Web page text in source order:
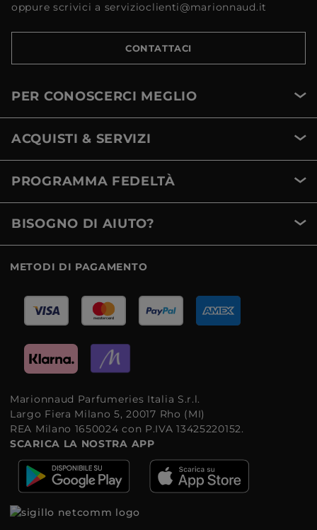
oppure scrivici a servizioclienti@marionnaud.it
CONTATTACI
PER CONOSCERCI MEGLIO
ACQUISTI & SERVIZI
PROGRAMMA FEDELTÀ
BISOGNO DI AIUTO?
METODI DI PAGAMENTO
Marionnaud Parfumeries Italia S.r.l.
Largo Fiera Milano 5, 20017 Rho (MI)
REA Milano 1650024 con P.IVA 13425220152.
SCARICA LA NOSTRA APP